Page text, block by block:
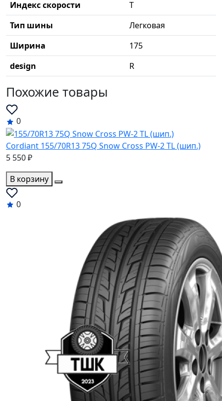
Индекс скорости
T
Тип шины
Легковая
Ширина
175
design
R
Похожие товары
0
Cordiant 155/70R13 75Q Snow Cross PW-2 TL (шип.)
5 550 ₽
В корзину
0